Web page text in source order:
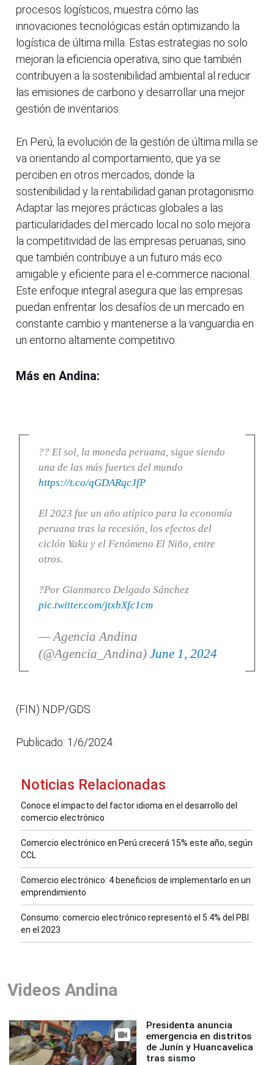
procesos logísticos, muestra cómo las
innovaciones tecnológicas están optimizando la
logística de última milla. Estas estrategias no solo
mejoran la eficiencia operativa, sino que también
contribuyen a la sostenibilidad ambiental al reducir
las emisiones de carbono y desarrollar una mejor
gestión de inventarios.
En Perú, la evolución de la gestión de última milla se
va orientando al comportamiento, que ya se
perciben en otros mercados, donde la
sostenibilidad y la rentabilidad ganan protagonismo.
Adaptar las mejores prácticas globales a las
particularidades del mercado local no solo mejora
la competitividad de las empresas peruanas, sino
que también contribuye a un futuro más eco
amigable y eficiente para el e-commerce nacional.
Este enfoque integral asegura que las empresas
puedan enfrentar los desafíos de un mercado en
constante cambio y mantenerse a la vanguardia en
un entorno altamente competitivo.
Más en Andina:
?? El sol, la moneda peruana, sigue siendo
una de las más fuertes del mundo
https://t.co/qGDARqcJfP
El 2023 fue un año atípico para la economía
peruana tras la recesión, los efectos del
ciclón Yaku y el Fenómeno El Niño, entre
otros.
?Por Gianmarco Delgado Sánchez
pic.twitter.com/jtxbXfc1cm
— Agencia Andina
(@Agencia_Andina) June 1, 2024
(FIN) NDP/GDS
Publicado: 1/6/2024
Noticias Relacionadas
Conoce el impacto del factor idioma en el desarrollo del
comercio electrónico
Comercio electrónico en Perú crecerá 15% este año, según
CCL
Comercio electrónico: 4 beneficios de implementarlo en un
emprendimiento
Consumo: comercio electrónico representó el 5.4% del PBI
en el 2023
Videos Andina
Presidenta anuncia
emergencia en distritos
de Junín y Huancavelica
tras sismo